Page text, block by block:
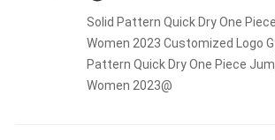
Solid Pattern Quick Dry One
Women 2023 Customized Logo
Pattern Quick Dry One Piece
Women 2023@